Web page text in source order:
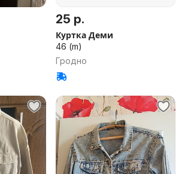
25 р.
Куртка Деми
46 (m)
Гродно